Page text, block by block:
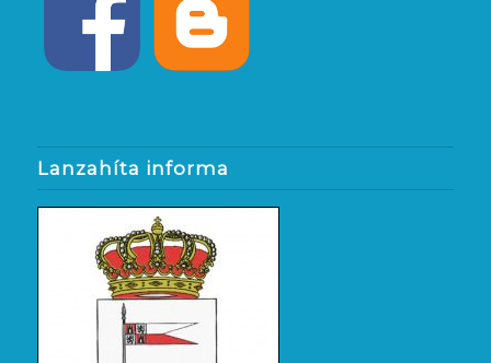
Lanzahíta informa